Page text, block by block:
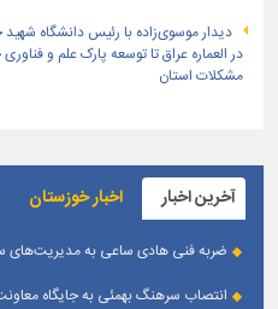
دیدار موسوی‌زاده با رئیس دانشگاه شهید
در العماره عراق تا توسعه پارک علم و
مشکلات استان
آخرین اخبار اخبار خوزستان
ضربه فنی هادی ساعی به مدیریت‌های
انتصاب سرهنگ بهمئی به جایگاه